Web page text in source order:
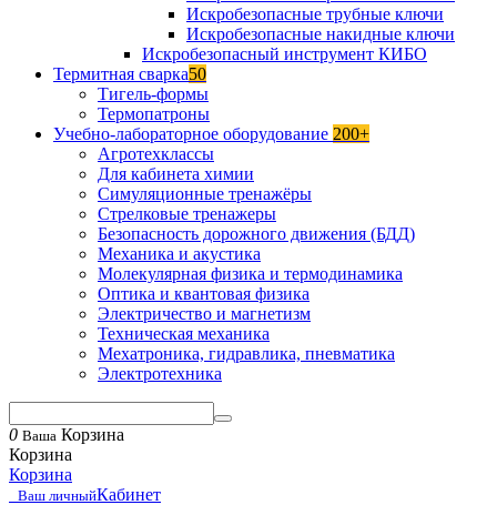
Искробезопасные трубные ключи
Искробезопасные накидные ключи
Искробезопасный инструмент КИБО
Термитная сварка50
Тигель-формы
Термопатроны
Учебно-лабораторное оборудование 200+
Агротехклассы
Для кабинета химии
Симуляционные тренажёры
Стрелковые тренажеры
Безопасность дорожного движения (БДД)
Механика и акустика
Молекулярная физика и термодинамика
Оптика и квантовая физика
Электричество и магнетизм
Техническая механика
Мехатроника, гидравлика, пневматика
Электротехника
0 Ваша Корзина
Корзина
Корзина
Ваш личныйКабинет